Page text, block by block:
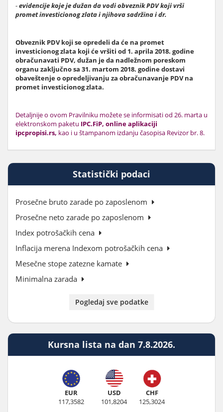
-evidencije koje je dužan da vodi obveznik PDV koji vrši
promet investicionog zlata i njihova sadržina i dr.
Obveznik PDV koji se opredeli da će na promet
investicionog zlata koji će vršiti od 1. aprila 2018. godine
obračunavati PDV, dužan je da nadležnom poreskom
organu zaključno sa 31. martom 2018. godine dostavi
obaveštenje o opredeljivanju za obračunavanje PDV na
promet investicionog zlata.
Detaljnije o ovom Pravilniku možete se informisati od 26. marta u
elektronskom paketu IPC.FiP, online aplikaciji
ipcpropisi.rs, kao i u štampanom izdanju časopisa Revizor br. 8.
Statistički podaci
Prosečne bruto zarade po zaposlenom
Prosečne neto zarade po zaposlenom
Index potrošačkih cena
Inflacija merena Indexom potrošačkih cena
Mesečne stope zatezne kamate
Minimalna zarada
Pogledaj sve podatke
Kursna lista na dan 7.8.2026.
EUR
117,3582
USD
101,8204
CHF
125,3024